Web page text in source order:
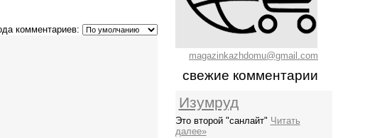
комментариев:
magazinkazhdomu@gmail.com
свежие комментарии
Изумруд
Это второй "санлайт" Читать
далее»